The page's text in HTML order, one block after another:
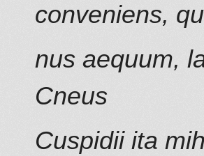
conveniens,
nus aequum,
Cneus
Cuspidii ita